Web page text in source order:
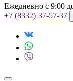
Ежедневно с 9:00
+7 (8332) 37-57-37